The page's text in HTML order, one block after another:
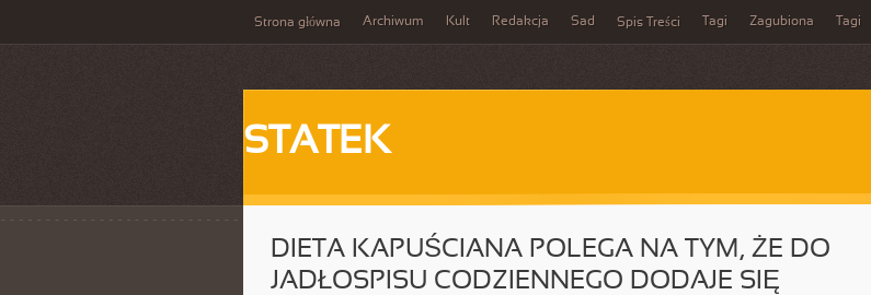
Strona główna Archiwum Kult Redakcja Sad Spis Treści Tagi Zagubiona Tagi
STATEK
DIETA KAPUŚCIANA POLEGA NA TYM, ŻE DO
JADŁOSPISU CODZIENNEGO DODAJE SIĘ